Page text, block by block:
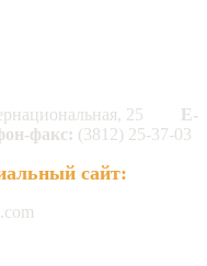
25
E-
факс: (3812) 25-37-03
сайт: